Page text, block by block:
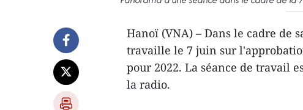
Hanoï (VNA) – Dans le cadre de
travaille le 7 juin sur
pour 2022. La séance de travail
la radio.